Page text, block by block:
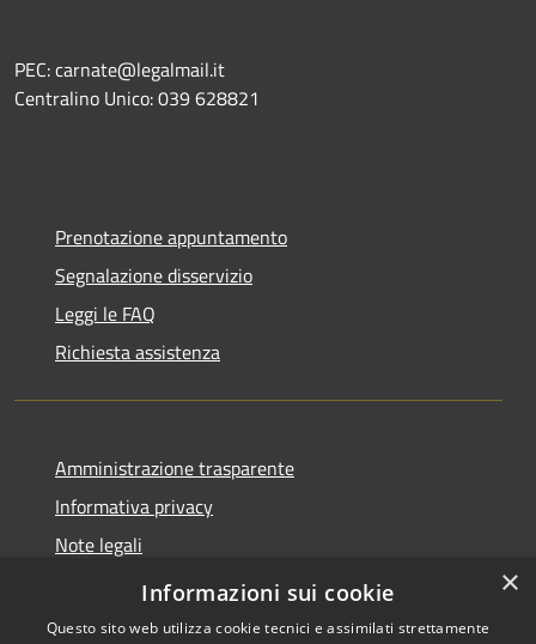
PEC: carnate@legalmail.it
Centralino Unico: 039 628821
Prenotazione appuntamento
Segnalazione disservizio
Leggi le FAQ
Richiesta assistenza
Amministrazione trasparente
Informativa privacy
Note legali
Dichiarazione di accessibilità
×
Informazioni sui cookie
Questo sito web utilizza cookie tecnici e assimilati strettamente